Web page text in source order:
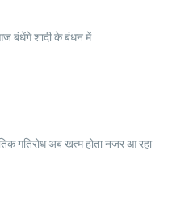
बंधेंगे शादी के बंधन में
गतिरोध अब खत्म होता नजर आ रहा